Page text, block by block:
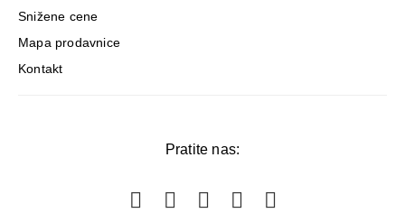
Snižene cene
Mapa prodavnice
Kontakt
Pratite nas: